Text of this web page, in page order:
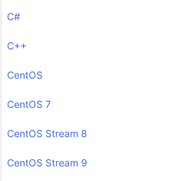
C#
C++
CentOS
CentOS 7
CentOS Stream 8
CentOS Stream 9